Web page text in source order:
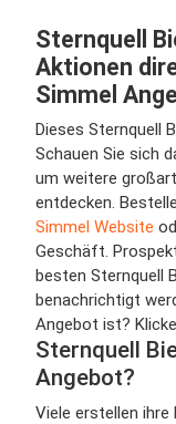
Sternquell
Aktionen
Simmel
Dieses Sternquell
Schauen Sie sich
um weitere
entdecken.
Simmel Website
Geschäft.
besten Sternquell
benachrichtigt
Angebot ist?
Sternquell
Angebot?
Viele erstellen